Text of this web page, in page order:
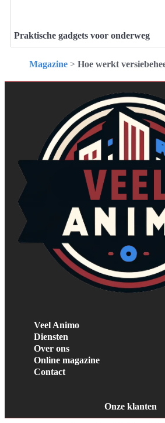
Praktische gadgets voor onderweg
Magazine> Hoe werkt
Veel Animo
Diensten
Over ons
Online magazine
Contact
Onze klanten